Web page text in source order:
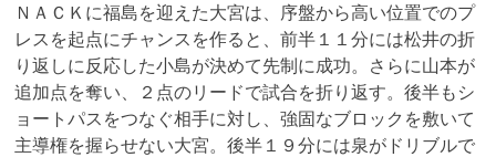
ＮＡＣＫに福島を迎えた大宮は、序盤から高い位置でのプ
レスを起点にチャンスを作ると、前半１１分には松井の折
り返しに反応した小島が決めて先制に成功。さらに山本が
追加点を奪い、２点のリードで試合を折り返す。後半もシ
ョートパスをつなぐ相手に対し、強固なブロックを敷いて
主導権を握らせない大宮。後半１９分には泉がドリブルで